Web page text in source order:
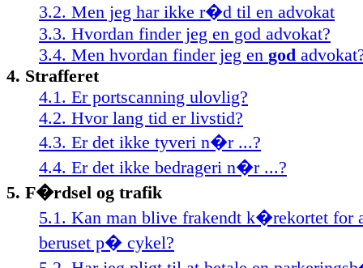
3.2. Men jeg har ikke r�d til en advokat
3.3. Hvordan finder jeg en god advokat?
3.4. Men hvordan finder jeg en god
4. Strafferet
4.1. Er portscanning ulovlig?
4.2. Hvor lang tid er livstid?
4.3. Er det ikke tyveri n�r ...?
4.4. Er det ikke bedrageri n�r ...?
5. F�rdsel og trafik
5.1. Kan man blive frakendt k�rekortet
beruset p� cykel?